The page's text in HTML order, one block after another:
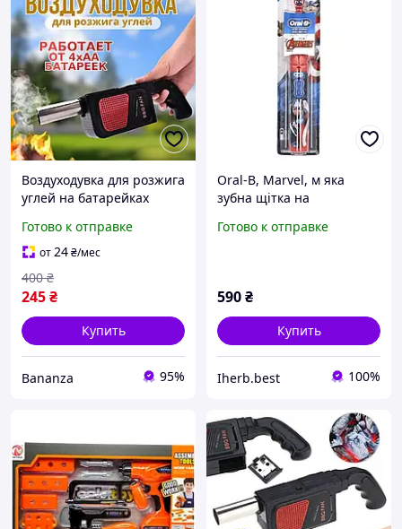
Воздуходувка для розжига
углей на батарейках
для барбекю,гриля и
мангала Туристическая
Готово к отправке
от24₴/мес
245₴
400 ₴
Купить
Bananza 95%
Oral-B, Marvel, м яка
зубна щітка на
3 років, зі смаком Marvel
Готово к отправке
590₴
Купить
Iherb.best 100%